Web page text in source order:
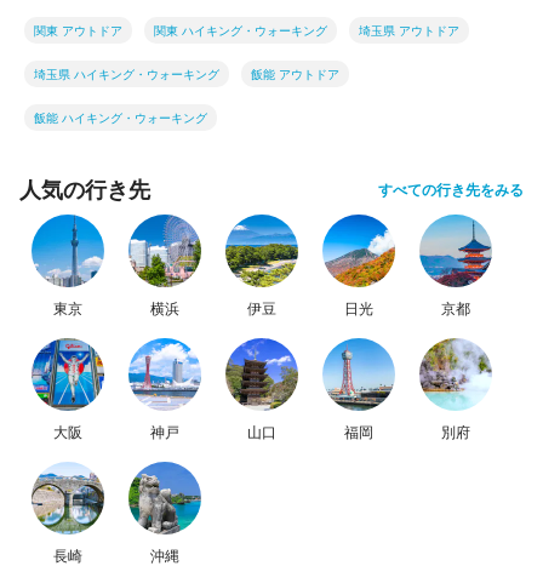
関東 アウトドア 関東 ハイキング・ウォーキング 埼玉県 アウトドア
埼玉県 ハイキング・ウォーキング 飯能 アウトドア
飯能 ハイキング・ウォーキング
人気の行き先 すべての行き先をみる
東京 横浜 伊豆 日光 京都
大阪 神戸 山口 福岡 別府
長崎 沖縄